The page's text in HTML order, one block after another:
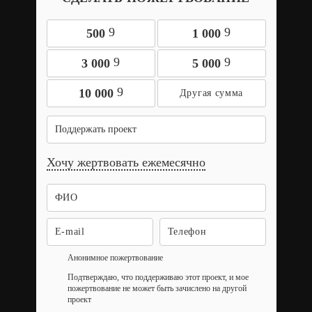
500 9 1 000 9
3 000 9 5 000 9
10 000 9
Поддержать проект
Хочу жертвовать ежемесячно
Анонимное пожертвование
Подтверждаю, что поддерживаю этот проект, и мое
пожертвование не может быть зачислено на другой
проект